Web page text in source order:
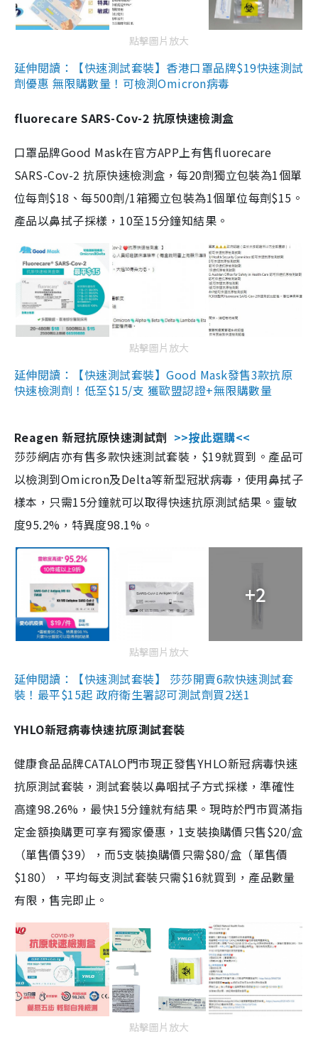
點擊圖片放大
延伸閱讀：【快速測試套裝】香港口罩品牌$19快速測試
劑優惠 無限購數量！可檢測Omicron病毒
fluorecare SARS-Cov-2 抗原快速檢測盒
口罩品牌Good Mask在官方APP上有售fluorecare
SARS-Cov-2 抗原快速檢測盒，每20劑獨立包裝為1個單
位每劑$18、每500劑/1箱獨立包裝為1個單位每劑$15。
產品以鼻拭子採樣，10至15分鐘知結果。
點擊圖片放大
延伸閱讀：【快速測試套裝】Good Mask發售3款抗原
快速檢測劑！低至$15/支 獲歐盟認證+無限購數量
Reagen 新冠抗原快速測試劑 >>按此選購<<
莎莎網店亦有售多款快速測試套裝，$19就買到。產品可
以檢測到Omicron及Delta等新型冠狀病毒，使用鼻拭子
樣本，只需15分鐘就可以取得快速抗原測試結果。靈敏
度95.2%，特異度98.1%。
+2
點擊圖片放大
延伸閱讀：【快速測試套裝】 莎莎開賣6款快速測試套
裝！最平$15起 政府衛生署認可測試劑買2送1
YHLO新冠病毒快速抗原測試套裝
健康食品品牌CATALO門市現正發售YHLO新冠病毒快速
抗原測試套裝，測試套裝以鼻咽拭子方式採樣，準確性
高達98.26%，最快15分鐘就有結果。現時於門市買滿指
定金額換購更可享有獨家優惠，1支裝換購價只售$20/盒
（單售價$39），而5支裝換購價只需$80/盒（單售價
$180），平均每支測試套裝只需$16就買到，產品數量
有限，售完即止。
點擊圖片放大